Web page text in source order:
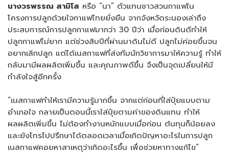
นางวรพรรณ สามิโส หรือ “นา” ตัวแทนชาวสวนกาแฟใน
โครงการปลูกด้วยใจกาแฟไทยยั่งยืน จากจังหวัดระนองเล่าถึง
ประสบการณ์การปลูกกาแฟมากว่า 30 ปีว่า เมื่อก่อนดินดีทำให้
ปลูกกาแฟไม่ยาก แต่ช่วงสิบปีที่ผ่านมาดินไม่ดี ปลูกไม่ค่อยขึ้นจน
อยากเลิกปลูก แต่ได้เนสกาแฟที่ส่งทีมนักวิชาการมาให้ความรู้ ทำให้
กลับมามีผลผลิตเพิ่มขึ้น และคุณภาพดีขึ้น จึงเป็นจุดเปลี่ยนให้มี
กำลังใจสู้อีกครั้ง
“เนสกาแฟทำให้เรามีความรู้มากขึ้น จากแต่ก่อนที่ใส่ปุ๋ยแบบตาม
อำเภอใจ กลายเป็นตอนนี้เราใส่ปุ๋ยตามค่าของดินแทน ทำให้
ผลผลิตเพิ่มขึ้น ไม่ต้องทำงานหนักแบบเมื่อก่อน ต้นทุนก็น้อยลง
และยังโทรไปปรึกษาได้ตลอดเวลาเมื่อเกิดปัญหาอะไรในการปลูก
เนสกาแฟคอยหาสาเหตุว่าเกิดอะไรขึ้น เพื่อช่วยหาทางแก้ไข”